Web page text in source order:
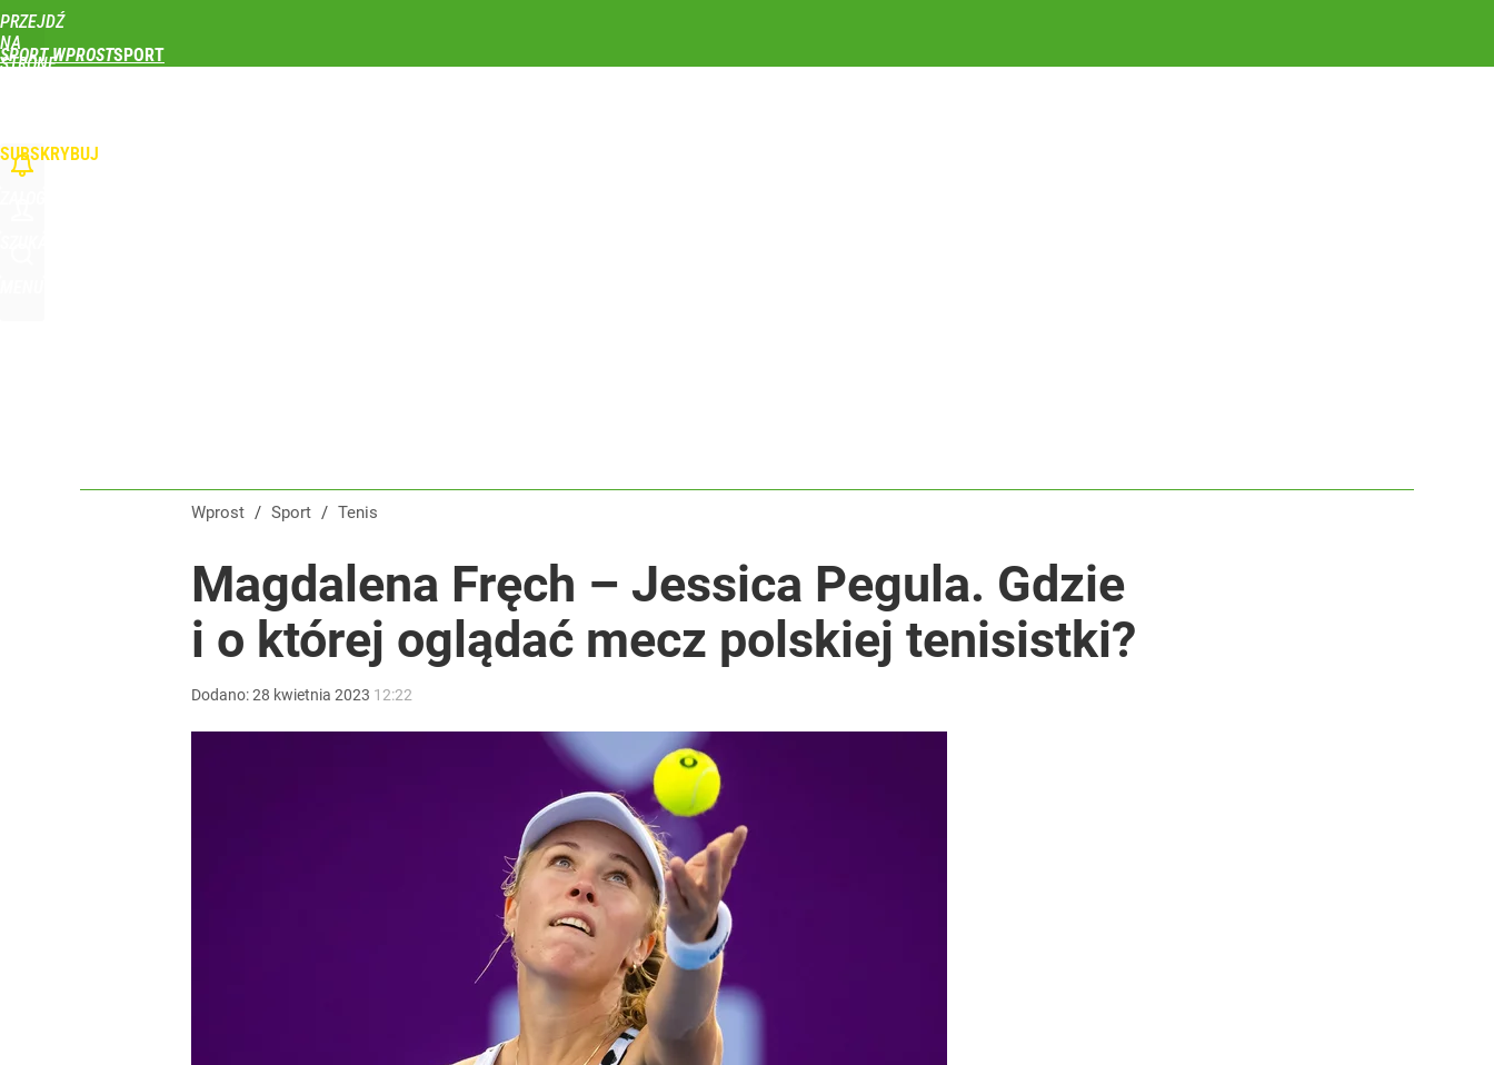
PRZEJDŹ
NA
STRONĘ
SPORT WPROST
SUBSKRYBUJ
Wprost / Sport / Tenis
Magdalena Fręch – Jessica Pegula. Gdzie
i o której oglądać mecz polskiej tenisistki?
Dodano:28 kwietnia 2023 12:22